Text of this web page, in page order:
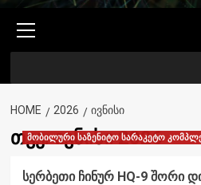
Menu
HOME 2026 ᲘᲕᲜᲘᲡᲘ
თვე:ივნისი 2026
მობილური საზენიტო სარაკეტო
სერბეთი ჩინურ HQ-9 შორი